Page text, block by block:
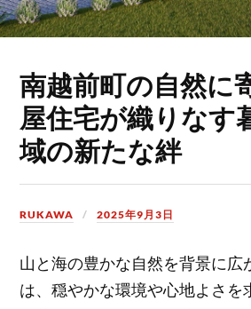
南越前町の自然に
屋住宅が織りなす
域の新たな絆
RUKAWA 2025年9月3日
山と海の豊かな自然を背景に広
は、穏やかな環境や心地よさを